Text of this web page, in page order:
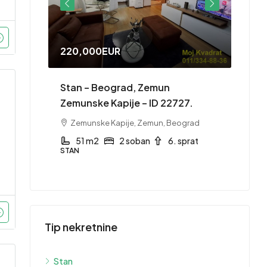
220,000EUR
Stan – Beograd, Zemun
Zemunske Kapije – ID 22727.
Zemunske Kapije, Zemun, Beograd
51 m2 2 soban 6. sprat
STAN
Tip nekretnine
Stan